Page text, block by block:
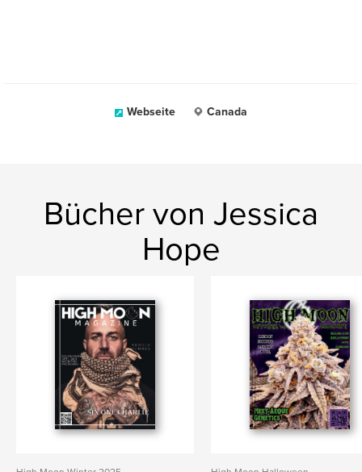
Webseite Canada
Bücher von Jessica
Hope